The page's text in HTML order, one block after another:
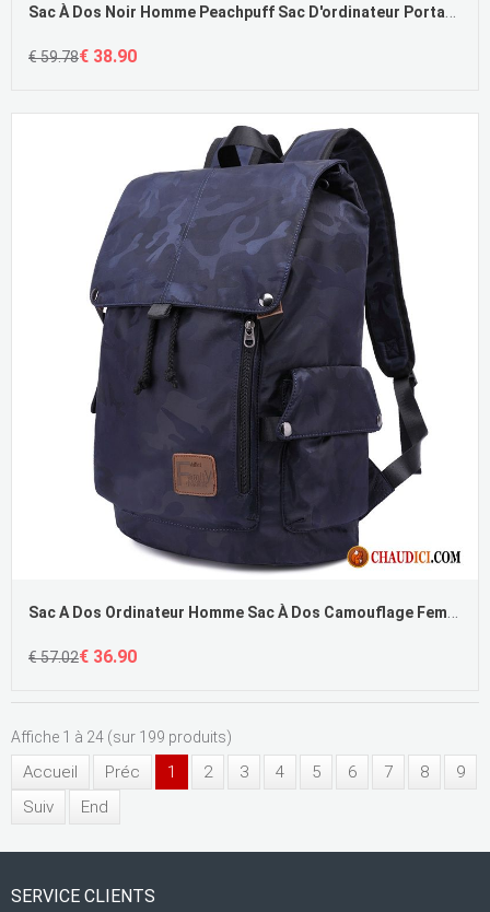
Sac À Dos Noir Homme Peachpuff Sac D'ordinateur Portable Femme 14 Pouces Mode
€ 59.78€ 38.90
Sac A Dos Ordinateur Homme Sac À Dos Camouflage Femme Grande Capacité
€ 57.02€ 36.90
Affiche 1 à 24 (sur 199 produits)
Accueil Préc 1 2 3 4 5 6 7 8
9
Suiv
End
SERVICE CLIENTS